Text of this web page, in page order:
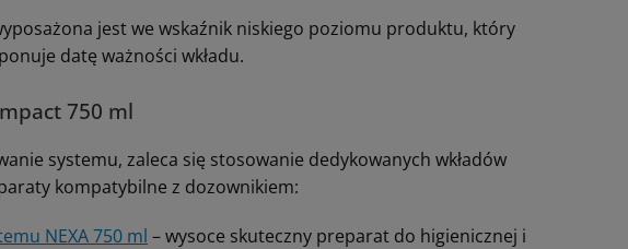
jest we wskaźnik niskiego poziomu produktu, który
datę ważności wkładu.
750 ml
systemu, zaleca się stosowanie dedykowanych wkładów
kompatybilne z dozownikiem:
NEXA 750 ml – wysoce skuteczny preparat do higienicznej i